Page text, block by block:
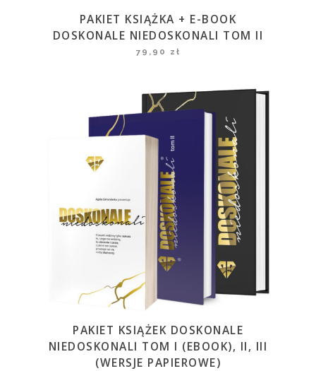
PAKIET KSIĄŻKA + E-BOOK
DOSKONALE NIEDOSKONALI TOM II
79,90 zł
PAKIET KSIĄŻEK DOSKONALE
NIEDOSKONALI TOM I (EBOOK), II, III
(WERSJE PAPIEROWE)